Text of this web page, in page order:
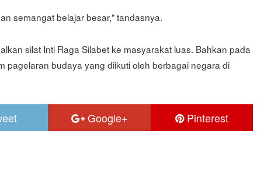
semangat belajar besar," tandasnya.
silat Inti Raga Silabet ke masyarakat luas. Bahkan pada
pagelaran budaya yang diikuti oleh berbagai negara di
Google+ Pinterest